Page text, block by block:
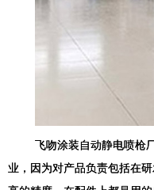
飞吻涂装自动静电喷枪
业，因为对产品负责包括在